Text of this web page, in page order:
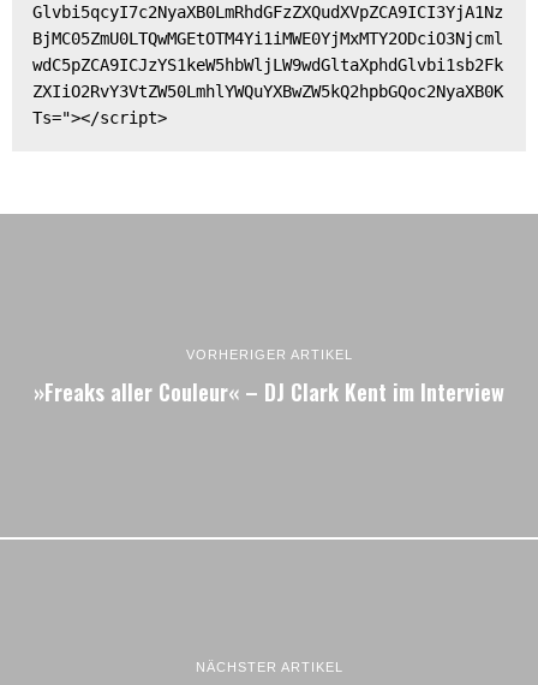
Glvbi5qcyI7c2NyaXB0LmRhdGFzZXQudXVpZCA9ICI3YjA1Nz
BjMC05ZmU0LTQwMGEtOTM4Yi1iMWE0YjMxMTY2ODciO3Njcml
wdC5pZCA9ICJzYS1keW5hbWljLW9wdGltaXphdGlvbi1sb2Fk
ZXIiO2RvY3VtZW50LmhlYWQuYXBwZW5kQ2hpbGQoc2NyaXB0K
Ts="></script>
VORHERIGER ARTIKEL
»Freaks aller Couleur« – DJ Clark Kent im Interview
NÄCHSTER ARTIKEL